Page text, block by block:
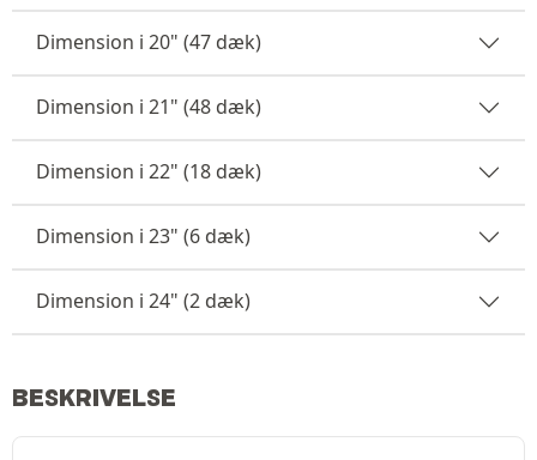
Dimension i 20" (47 dæk)
Dimension i 21" (48 dæk)
Dimension i 22" (18 dæk)
Dimension i 23" (6 dæk)
Dimension i 24" (2 dæk)
BESKRIVELSE